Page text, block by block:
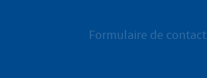
Formulaire de contact